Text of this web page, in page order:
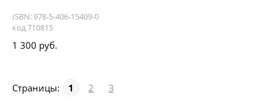
ISBN: 978-5-406-15409-0
код 710815
1 300 руб.
Страницы: 1 2 3